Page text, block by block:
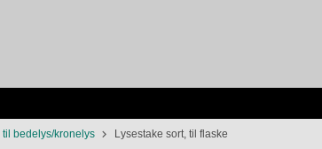
til bedelys/kronelys Lysestake sort, til flaske